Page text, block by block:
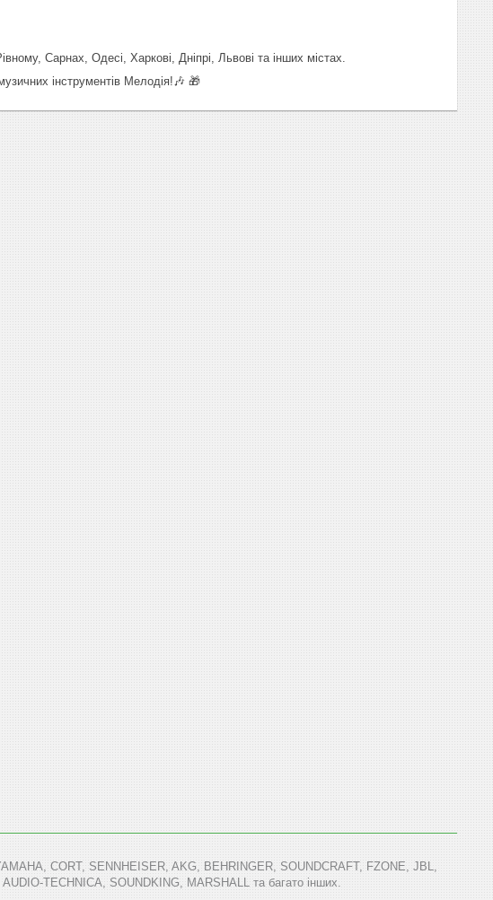
Сарнах, Одесі, Харкові, Дніпрі, Львові та інших містах.
інструментів Мелодія!🎶 🎁
CORT, SENNHEISER, AKG, BEHRINGER, SOUNDCRAFT, FZONE, JBL,
TECHNICA, SOUNDKING, MARSHALL та багато інших.